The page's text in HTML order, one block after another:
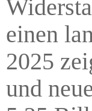
einen
2025
und